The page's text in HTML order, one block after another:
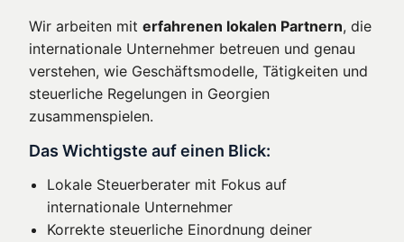
Wir arbeiten mit erfahrenen lokalen Partnern, die
internationale Unternehmer betreuen und genau
verstehen, wie Geschäftsmodelle, Tätigkeiten und
steuerliche Regelungen in Georgien
zusammenspielen.
Das Wichtigste auf einen Blick:
Lokale Steuerberater mit Fokus auf
internationale Unternehmer
Korrekte steuerliche Einordnung deiner